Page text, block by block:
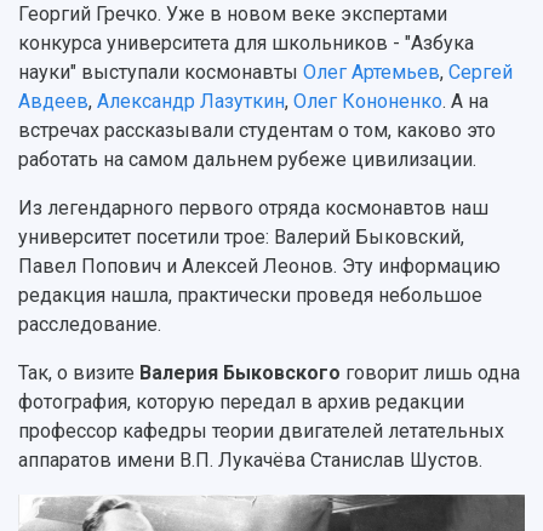
3D-тур по университету
Музеи
Учебный аэродром
Центр истории авиационных двигателей
Ботанический сад
Международный межвузовский кампус
Сведения об образовательной организации
Официальные документы
Патенты
Публикации и издания
Отчеты о проведенных конференциях
Георгий Гречко. Уже в новом веке экспертами
конкурса университета для школьников - "Азбука
науки" выступали космонавты Олег Артемьев, Сергей
Авдеев, Александр Лазуткин, Олег Кононенко. А на
встречах рассказывали студентам о том, каково это
работать на самом дальнем рубеже цивилизации.
Из легендарного первого отряда космонавтов наш
университет посетили трое: Валерий Быковский,
Павел Попович и Алексей Леонов. Эту информацию
редакция нашла, практически проведя небольшое
расследование.
Так, о визите Валерия Быковского говорит лишь одна
фотография, которую передал в архив редакции
профессор кафедры теории двигателей летательных
аппаратов имени В.П. Лукачёва Станислав Шустов.